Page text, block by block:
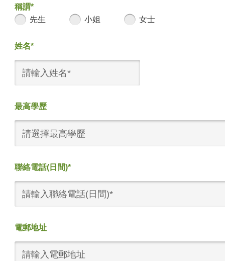
稱謂*
先生
小姐 女士
姓名*
最高學歷
請選擇最高學歷
聯絡電話(日間)*
電郵地址